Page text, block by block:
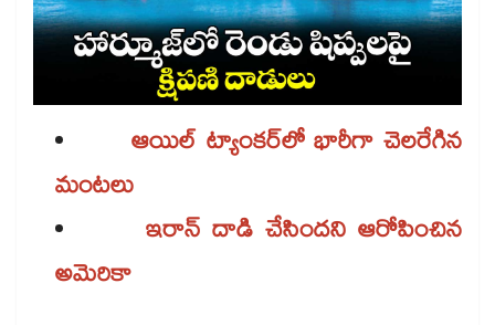
ఆయిల్ ట్యాంకర్‌‌‌‌లో భారీగా చెలరేగిన
మంటలు
ఇరాన్ దాడి చేసిందని ఆరోపించిన
అమెరికా